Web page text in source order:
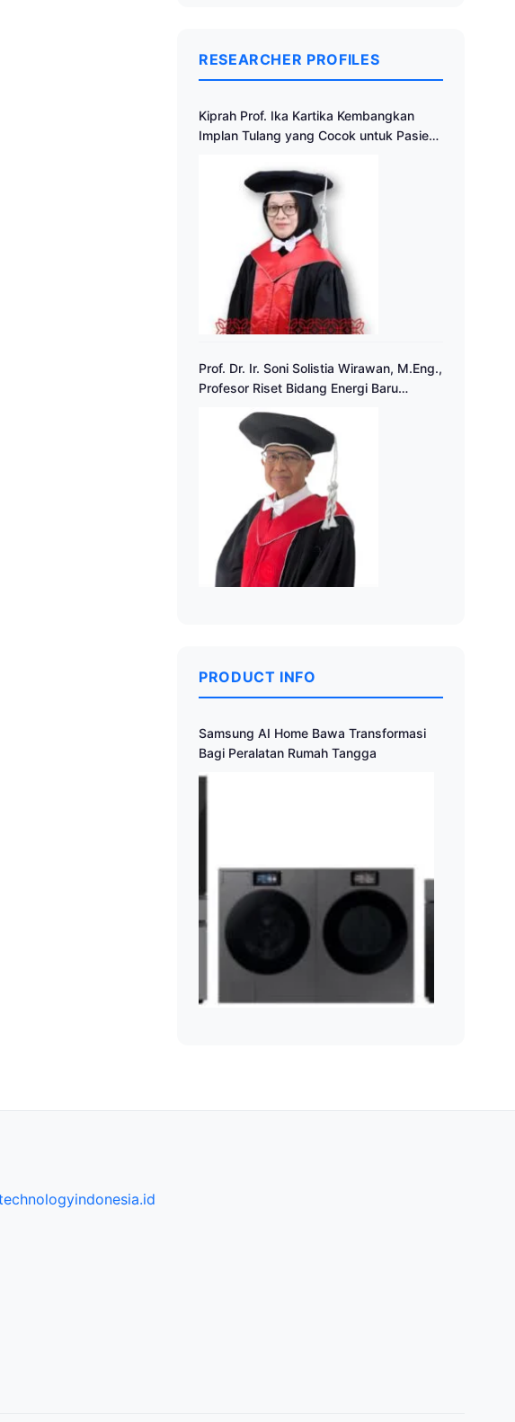
RESEARCHER PROFILES
Kiprah Prof. Ika Kartika Kembangkan
Implan Tulang yang Cocok untuk Pasien
Prof. Dr. Ir. Soni Solistia Wirawan, M.Eng.,
Profesor Riset Bidang Energi Baru
PRODUCT INFO
Samsung AI Home Bawa Transformasi
Bagi Peralatan Rumah Tangga